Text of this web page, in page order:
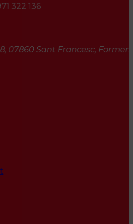
322 136
07860 Sant Francesc,